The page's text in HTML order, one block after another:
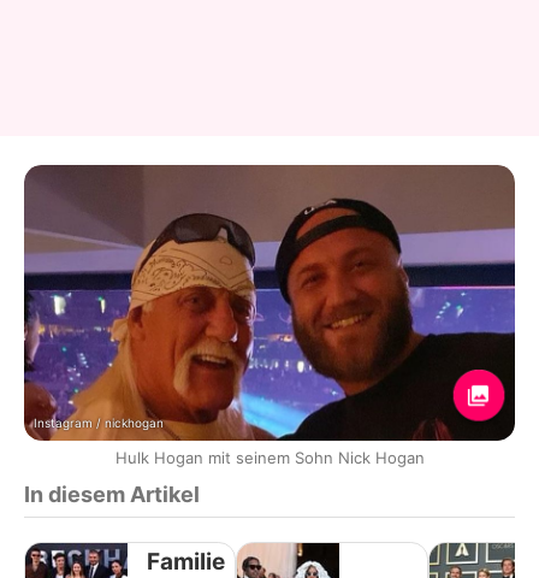
Instagram / nickhogan
Hulk Hogan mit seinem Sohn Nick Hogan
In diesem Artikel
Familie